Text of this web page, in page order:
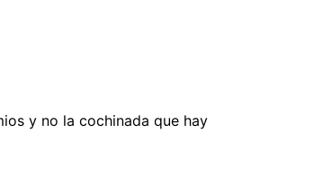
y no la cochinada que hay